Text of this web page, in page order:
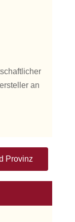
an
Provinz